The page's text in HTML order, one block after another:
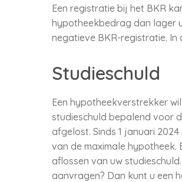
Een registratie bij het BKR
hypotheekbedrag dan lager
negatieve BKR-registratie.
Studieschuld
Een hypotheekverstrekker
studieschuld bepalend voor
afgelost. Sinds 1 januari
van de maximale
aflossen van uw
aanvragen? Dan kunt u een